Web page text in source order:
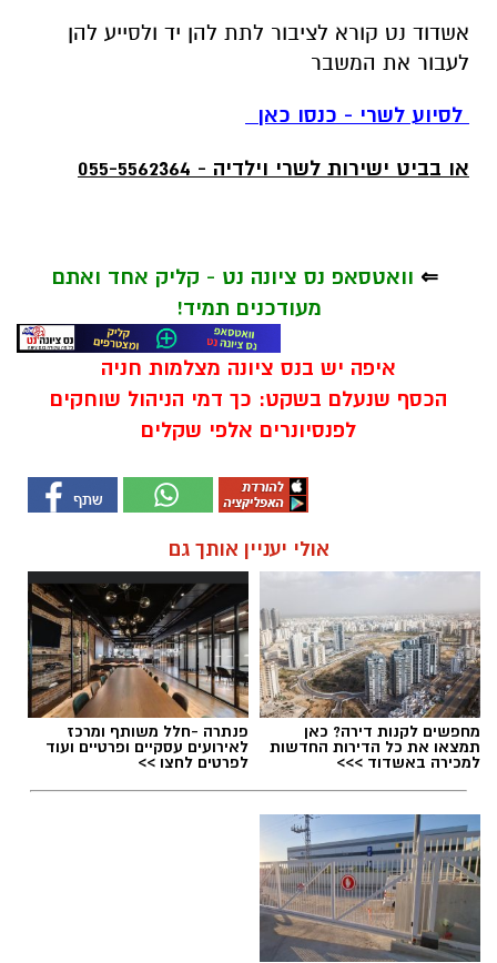
אשדוד נט קורא לציבור לתת להן יד ולסייע להן
לעבור את המשבר
לסיוע לשרי - כנסו כאן
או בביט ישירות לשרי וילדיה - 055-5562364
⇐ וואטסאפ נס ציונה נט - קליק אחד ואתם
מעודכנים תמיד!
איפה יש בנס ציונה מצלמות חניה
הכסף שנעלם בשקט: כך דמי הניהול שוחקים
לפנסיונרים אלפי שקלים
אולי יעניין אותך גם
מחפשים לקנות דירה? כאן
תמצאו את כל הדירות החדשות
למכירה באשדוד >>>
פנתרה -חלל משותף ומרכז
לאירועים עסקיים ופרטיים ועוד
לפרטים לחצו >>